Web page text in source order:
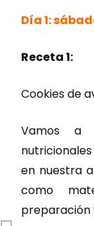
Día 1:
Receta 1:
Cookies de
Vamos a
en nuestra
como
preparación